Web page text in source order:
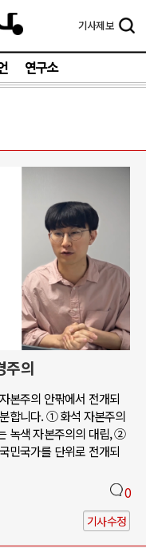
기사제보
연구소
주의
본주의 안팎에서 전개되
합니다. ① 화석 자본주의
녹색 자본주의의 대립, ②
민국가를 단위로 전개되
0
기사수정